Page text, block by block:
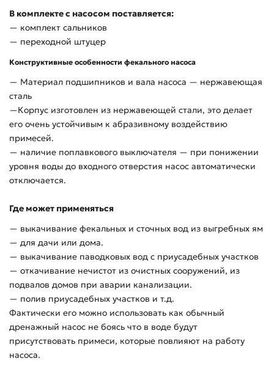
В комплекте с насосом поставляется:
— комплект сальников
— переходной штуцер
Конструктивные особенности фекального насоса
— Материал подшипников и вала насоса — нержавеющая
сталь
—Корпус изготовлен из нержавеющей стали, это делает
его очень устойчивым к абразивному воздействию
примесей.
— наличие поплавкового выключателя — при понижении
уровня воды до входного отверстия насос автоматически
отключается.
Где может применяться
— выкачивание фекальных и сточных вод из выгребных ям
— для дачи или дома.
— выкачивание паводковых вод с приусадебных участков
— откачивание нечистот из очистных сооружений, из
подвалов домов при аварии канализации.
— полив приусадебных участков и т.д.
Фактически его можно использовать как обычный
дренажный насос не боясь что в воде будут
присутствовать примеси, которые повлияют на работу
насоса.